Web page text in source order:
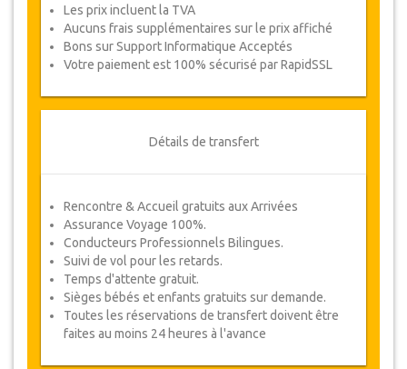
Les prix incluent la TVA
Aucuns frais supplémentaires sur le prix affiché
Bons sur Support Informatique Acceptés
Votre paiement est 100% sécurisé par RapidSSL
Détails de transfert
Rencontre & Accueil gratuits aux Arrivées
Assurance Voyage 100%.
Conducteurs Professionnels Bilingues.
Suivi de vol pour les retards.
Temps d'attente gratuit.
Sièges bébés et enfants gratuits sur demande.
Toutes les réservations de transfert doivent être
faites au moins 24 heures à l'avance